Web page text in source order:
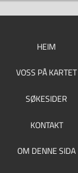
HEIM
VOSS PÅ KARTET
SØKESIDER
KONTAKT
OM DENNE SIDA